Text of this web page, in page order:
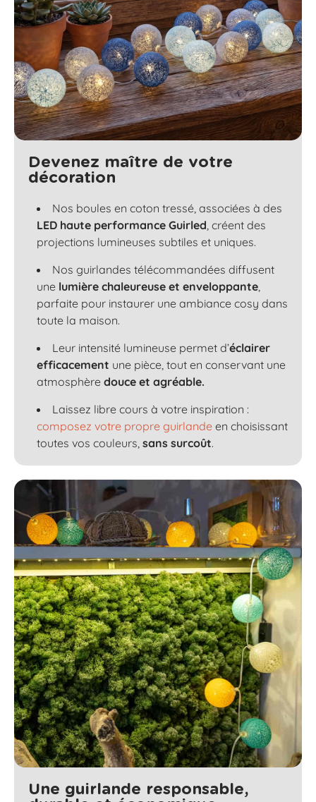
Devenez maître de votre
décoration
Nos boules en coton tressé, associées à des
LED haute performance Guirled , créent des
projections lumineuses subtiles et uniques.
Nos guirlandes télécommandées diffusent
une lumière chaleureuse et enveloppante
parfaite pour instaurer une ambiance cosy dans
toute la maison.
Leur intensité lumineuse permet d’éclairer
efficacement une pièce, tout en conservant une
atmosphère douce et agréable.
Laissez libre cours à votre inspiration :
composez votre propre guirlande en choisissant
toutes vos couleurs, sans surcoût.
Une guirlande responsable,